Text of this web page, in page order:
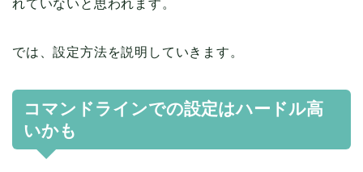
れていないと思われます。
では、設定方法を説明していきます。
コマンドラインでの設定はハードル高
いかも